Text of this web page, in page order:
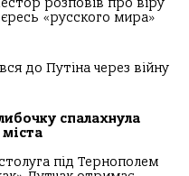
розповів про віру
«русского мира»
до Путіна через війну
спалахнула
під Тернополем